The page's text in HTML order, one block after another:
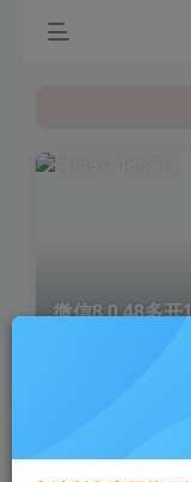
所有
微信8.0.48多开